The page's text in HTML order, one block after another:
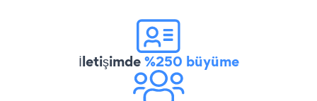
İletişimde%250 büyüme